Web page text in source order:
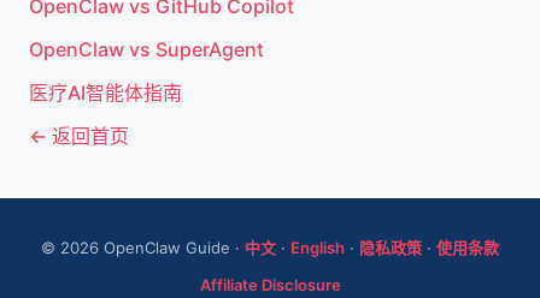
OpenClaw vs GitHub Copilot
OpenClaw vs SuperAgent
医疗AI智能体指南
← 返回首页
© 2026 OpenClaw Guide · 中文 · English · 隐私政策 · 使用条款
Affiliate Disclosure